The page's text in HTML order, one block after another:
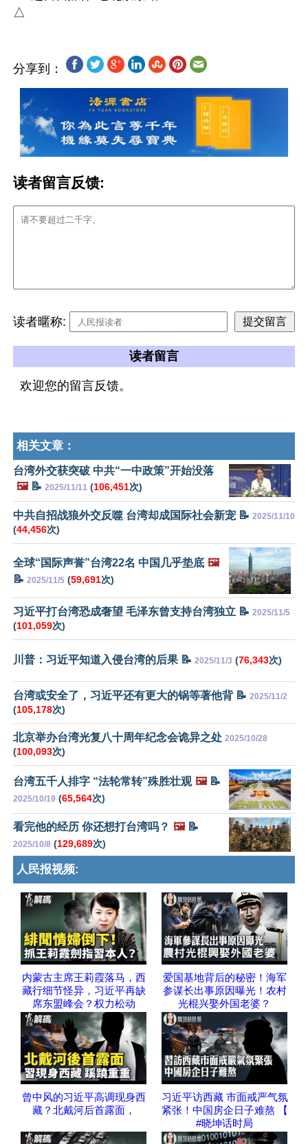
分享到：
读者留言反馈:
读者暱称:
读者留言
欢迎您的留言反馈。
相关文章：
台湾外交获突破 中共“一中政策”开始没落
🖼️📝 2025/11/11 (106,451次)
中共自招战狼外交反噬 台湾却成国际社会新宠 📝 2025/11/10
(44,456次)
全球“国际声誉”台湾22名 中国几乎垫底 🖼️
📝 2025/11/5 (59,691次)
习近平打台湾恐成奢望 毛泽东曾支持台湾独立 📝 2025/11/5
(101,059次)
川普：习近平知道入侵台湾的后果 📝 2025/11/3 (76,343次)
台湾或安全了，习近平还有更大的锅等著他背 📝 2025/11/2
(105,178次)
北京举办台湾光复八十周年纪念会诡异之处 2025/10/28
(100,093次)
台湾五千人排字 “法轮常转”殊胜壮观 🖼️📝
2025/10/19 (65,564次)
看完他的经历 你还想打台湾吗？ 🖼️📝
2025/10/8 (129,689次)
人民报视频:
内蒙古主席王莉霞落马，西
藏行细节怪异，习近平再缺
席东盟峰会？权力松动
爱国基地背后的秘密！海军
参谋长出事原因曝光！农村
光棍兴娶外国老婆？
曾中风的习近平高调现身西
藏？北戴河后首露面，
习近平访西藏 市面戒严气氛
紧张！中国房企日子难熬 【
#晓坤话时局